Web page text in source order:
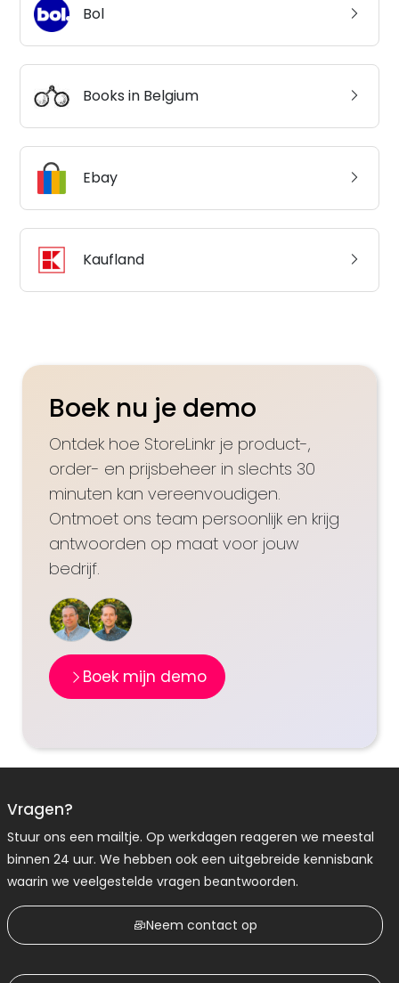
Bol
Books in Belgium
Ebay
Kaufland
Boek nu je demo
Ontdek hoe StoreLinkr je product-,
order- en prijsbeheer in slechts 30
minuten kan vereenvoudigen.
Ontmoet ons team persoonlijk en krijg
antwoorden op maat voor jouw
bedrijf.
Boek mijn demo
Vragen?
Stuur ons een mailtje. Op werkdagen reageren we meestal
binnen 24 uur. We hebben ook een uitgebreide kennisbank
waarin we veelgestelde vragen beantwoorden.
Neem contact op